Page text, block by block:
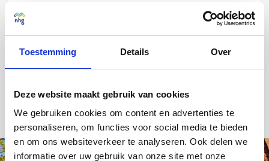
Toestemming Details Over
Deze website maakt gebruik van cookies
We gebruiken cookies om content en advertenties te
personaliseren, om functies voor social media te bieden
en om ons websiteverkeer te analyseren. Ook delen we
informatie over uw gebruik van onze site met onze
De aankoop van een woning.
Het financieren van een verbouwing.
Het financieren van energiebesparende maatregelen.
Ontdekwat NHG voor je kan betekenen.